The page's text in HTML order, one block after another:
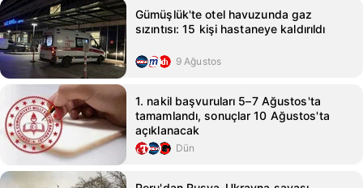
Gümüşlük'te otel havuzunda gaz
sızıntısı: 15 kişi hastaneye kaldırıldı
9 Ağustos
1. nakil başvuruları 5–7 Ağustos'ta
tamamlandı, sonuçlar 10 Ağustos'ta
açıklanacak
Dün